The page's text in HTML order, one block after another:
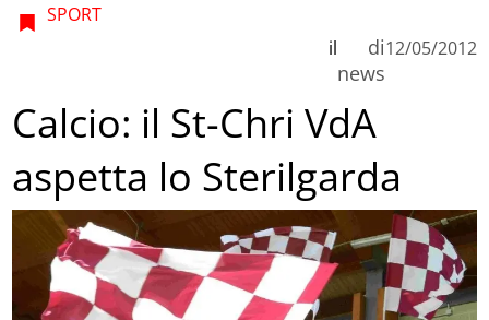
SPORT
di
news
il 12/05/2012
Calcio: il St-Chri VdA
aspetta lo Sterilgarda